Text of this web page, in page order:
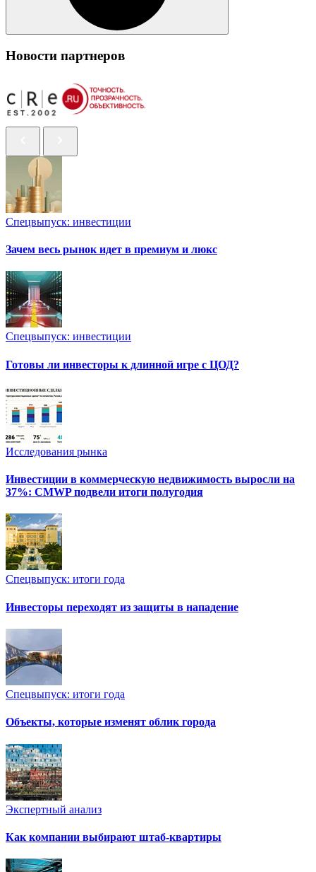
Новости партнеров
Спецвыпуск: инвестиции
Зачем весь рынок идет в премиум и люкс
Спецвыпуск: инвестиции
Готовы ли инвесторы к длинной игре с ЦОД?
Исследования рынка
Инвестиции в коммерческую недвижимость выросли на
37%: CMWP подвели итоги полугодия
Спецвыпуск: итоги года
Инвесторы переходят из защиты в нападение
Спецвыпуск: итоги года
Объекты, которые изменят облик города
Экспертный анализ
Как компании выбирают штаб-квартиры